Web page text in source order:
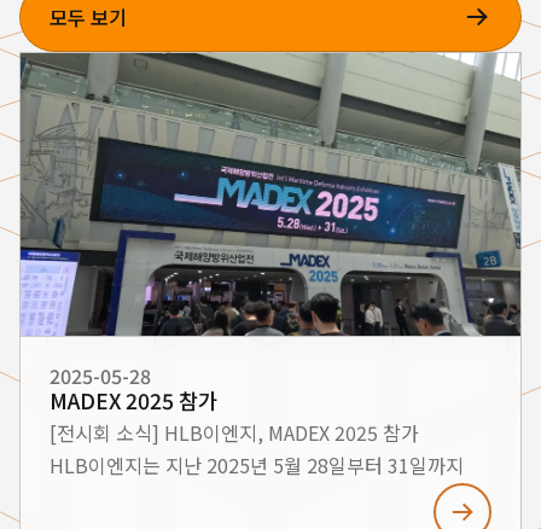
모두 보기
2025-05-28
MADEX 2025 참가
[전시회 소식] HLB이엔지, MADEX 2025 참가
HLB이엔지는 지난 2025년 5월 28일부터 31일까지